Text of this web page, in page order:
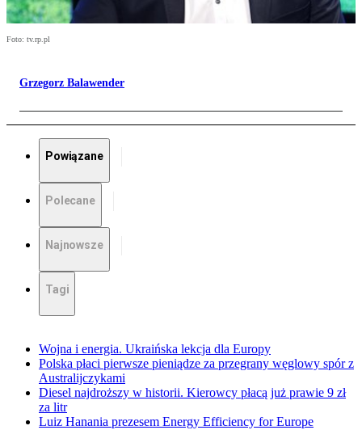
Foto: tv.rp.pl
Grzegorz Balawender
Powiązane
Polecane
Najnowsze
Tagi
Wojna i energia. Ukraińska lekcja dla Europy
Polska płaci pierwsze pieniądze za przegrany węglowy spór z
Australijczykami
Diesel najdroższy w historii. Kierowcy płacą już prawie 9 zł
za litr
Luiz Hanania prezesem Energy Efficiency for Europe